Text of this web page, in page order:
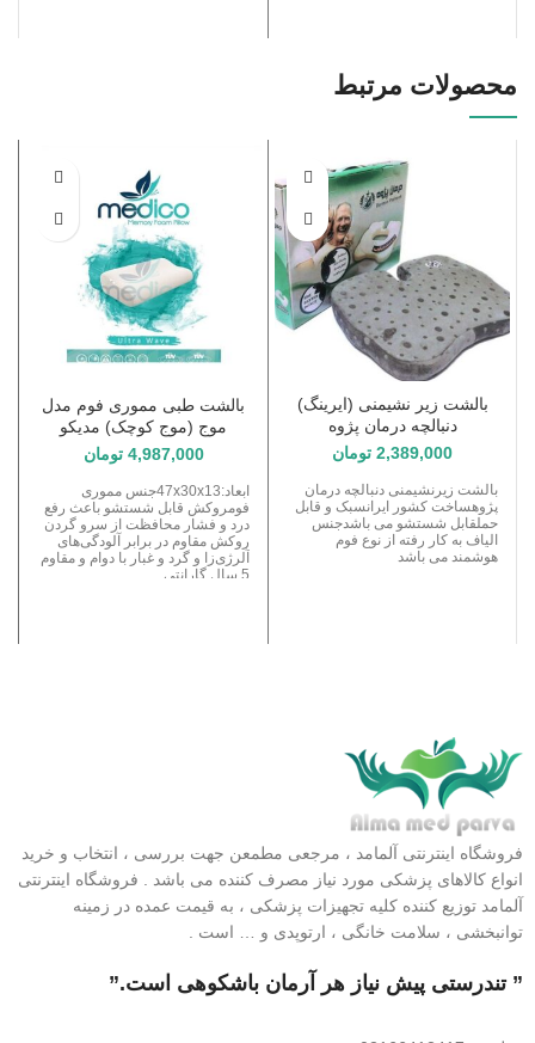
محصولات مرتبط
بالشت زیر نشیمنی (ایرینگ)
دنبالچه درمان پژوه
2,389,000 تومان
بالشت زیرنشیمنی دنبالچه درمان
پژوهساخت کشور ایرانسبک و قابل
حملقابل شستشو می باشدجنس
الیاف به کار رفته از نوع فوم
هوشمند می باشد
بالشت طبی مموری فوم مدل
موج (موج کوچک) مدیکو
4,987,000 تومان
ابعاد:47x30x13جنس مموری
فومروکش قابل شستشو باعث رفع
درد و فشار محافظت از سرو گردن
روکش مقاوم در برابر آلودگی‌های
آلرژی‌زا و گرد و غبار با دوام و مقاوم
5 سال گارانتی
فروشگاه اینترنتی آلمامد ، مرجعی مطمعن جهت بررسی ، انتخاب و خرید
انواع کالاهای پزشکی مورد نیاز مصرف کننده می باشد . فروشگاه اینترنتی
آلمامد توزیع کننده کلیه تجهیزات پزشکی ، به قیمت عمده در زمینه
توانبخشی ، سلامت خانگی ، ارتوپدی و … است .
” تندرستی پیش نیاز هر آرمان باشکوهی است.”